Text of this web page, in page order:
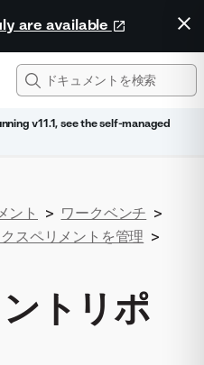
are available
v11.1, see the self-managed
ント > ワークベンチ >
スペリメントを管理 >
トリポ